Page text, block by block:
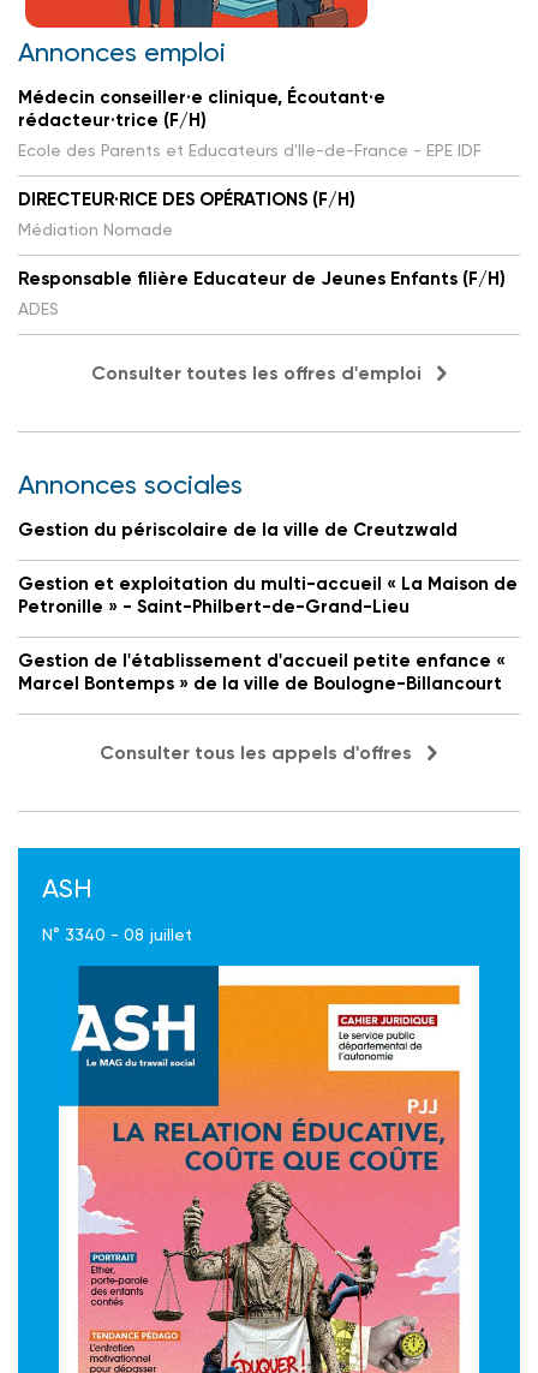
Annonces emploi
Médecin conseiller·e clinique, Écoutant·e
rédacteur·trice (F/H)
Ecole des Parents et Educateurs d'Ile-de-France - EPE IDF
DIRECTEUR·RICE DES OPÉRATIONS (F/H)
Médiation Nomade
Responsable filière Educateur de Jeunes Enfants (F/H)
ADES
Consulter toutes les offres d'emploi
Annonces sociales
Gestion du périscolaire de la ville de Creutzwald
Gestion et exploitation du multi-accueil « La Maison de
Petronille » - Saint-Philbert-de-Grand-Lieu
Gestion de l'établissement d'accueil petite enfance «
Marcel Bontemps » de la ville de Boulogne-Billancourt
Consulter tous les appels d'offres
ASH
N° 3340 - 08 juillet